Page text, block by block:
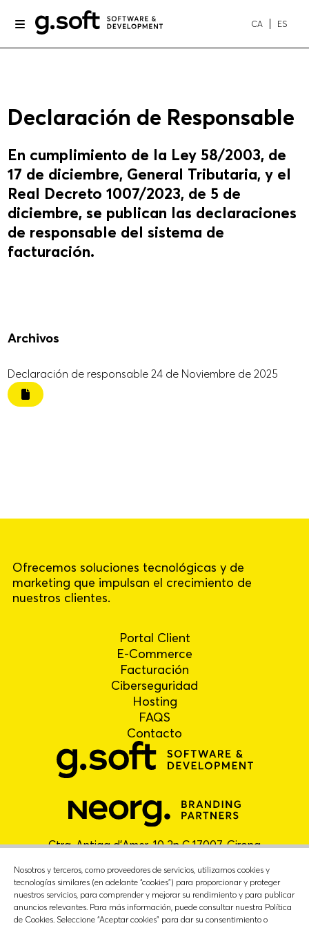
CA ES
Declaración de Responsable
En cumplimiento de la Ley 58/2003, de
17 de diciembre, General Tributaria, y el
Real Decreto 1007/2023, de 5 de
diciembre, se publican las declaraciones
de responsable del sistema de
facturación.
Archivos
Declaración de responsable 24 de Noviembre de 2025
Ofrecemos soluciones tecnológicas y de
marketing que impulsan el crecimiento de
nuestros clientes.
Portal Client
E-Commerce
Facturación
Ciberseguridad
Hosting
FAQS
Contacto
Ctra. Antiga d'Amer, 10 2n C 17007, Girona
Nosotros y terceros, como proveedores de servicios, utilizamos cookies y
tecnologías similares (en adelante “cookies”) para proporcionar y proteger
nuestros servicios, para comprender y mejorar su rendimiento y para publicar
anuncios relevantes. Para más información, puede consultar nuestra Política
de Cookies. Seleccione “Aceptar cookies” para dar su consentimiento o